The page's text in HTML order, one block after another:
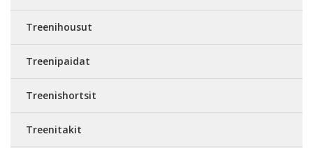
Treenihousut
Treenipaidat
Treenishortsit
Treenitakit